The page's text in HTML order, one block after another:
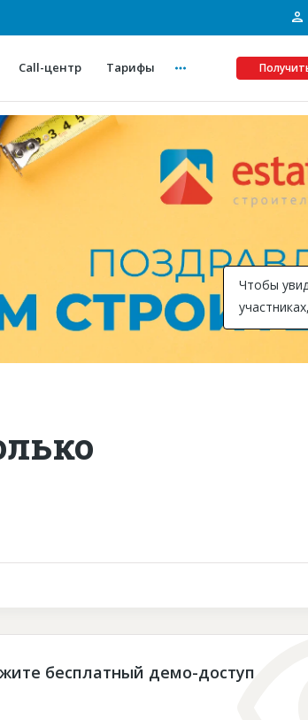
Call-центр Тарифы
преимущества
объекты
Платные
Рекламодателям
Инвестпроекты
Подписка на Базу
бесплатный демо-доступ
Чтобы
участниках,